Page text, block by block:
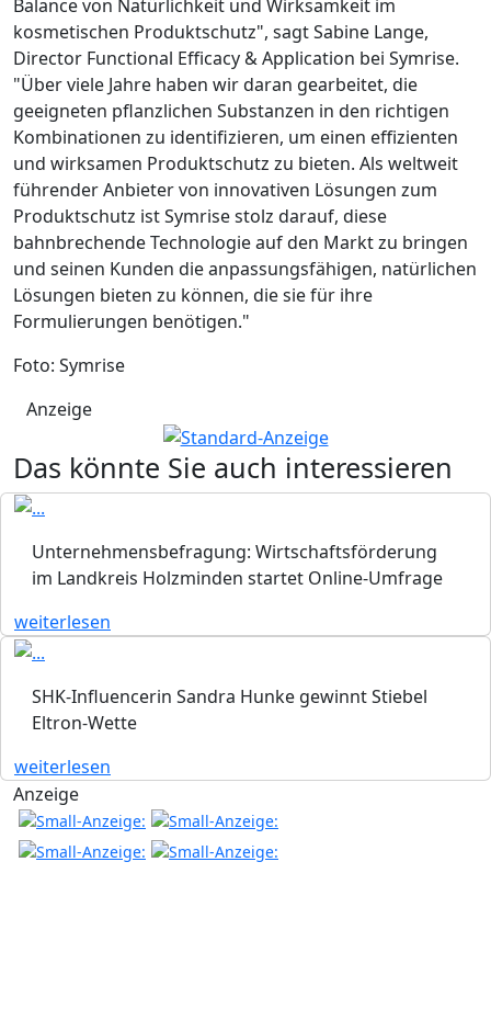
Balance von Natürlichkeit und Wirksamkeit im
kosmetischen Produktschutz", sagt Sabine Lange,
Director Functional Efficacy & Application bei Symrise.
"Über viele Jahre haben wir daran gearbeitet, die
geeigneten pflanzlichen Substanzen in den richtigen
Kombinationen zu identifizieren, um einen effizienten
und wirksamen Produktschutz zu bieten. Als weltweit
führender Anbieter von innovativen Lösungen zum
Produktschutz ist Symrise stolz darauf, diese
bahnbrechende Technologie auf den Markt zu bringen
und seinen Kunden die anpassungsfähigen, natürlichen
Lösungen bieten zu können, die sie für ihre
Formulierungen benötigen."
Foto: Symrise
Anzeige
Das könnte Sie auch interessieren
Unternehmensbefragung: Wirtschaftsförderung
im Landkreis Holzminden startet Online-Umfrage
weiterlesen
SHK-Influencerin Sandra Hunke gewinnt Stiebel
Eltron-Wette
weiterlesen
Anzeige